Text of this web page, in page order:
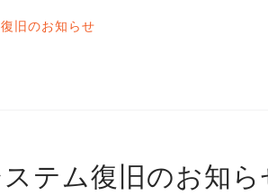
旧のお知らせ
テム復旧のお知ら